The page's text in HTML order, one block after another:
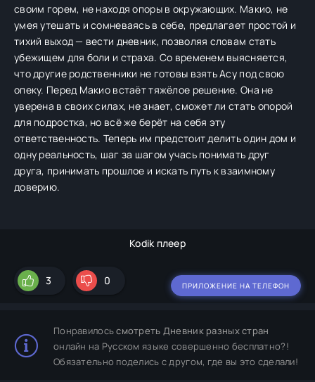
своим горем, не находя опоры в окружающих. Макио, не
умея утешать и сомневаясь в себе, предлагает простой и
тихий выход — вести дневник, позволяя словам стать
убежищем для боли и страха. Со временем выясняется,
что другие родственники не готовы взять Асy под свою
опеку. Перед Макио встаёт тяжёлое решение. Она не
уверена в своих силах, не знает, сможет ли стать опорой
для подростка, но всё же берёт на себя эту
ответственность. Теперь им предстоит делить один дом и
одну реальность, шаг за шагом учась понимать друг
друга, принимать прошлое и искать путь к взаимному
доверию.
Kodik плеер
3 0 ПРИЛОЖЕНИЕ НА ТЕЛЕФОН
Понравилосьсмотреть Дневник разных стран
онлайн на Русском языке совершенно бесплатно?!
Обязательно поделись с другом, где вы это сделали!